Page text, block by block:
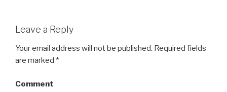
Leave a Reply
Your email address will not be published. Required fields
are marked *
Comment